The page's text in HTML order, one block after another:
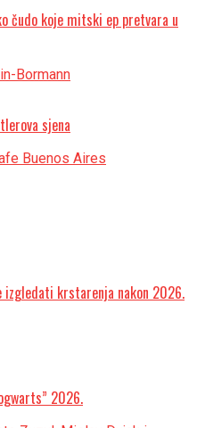
čudo koje mitski ep pretvara u
sjena
izgledati krstarenja nakon 2026.
2026.